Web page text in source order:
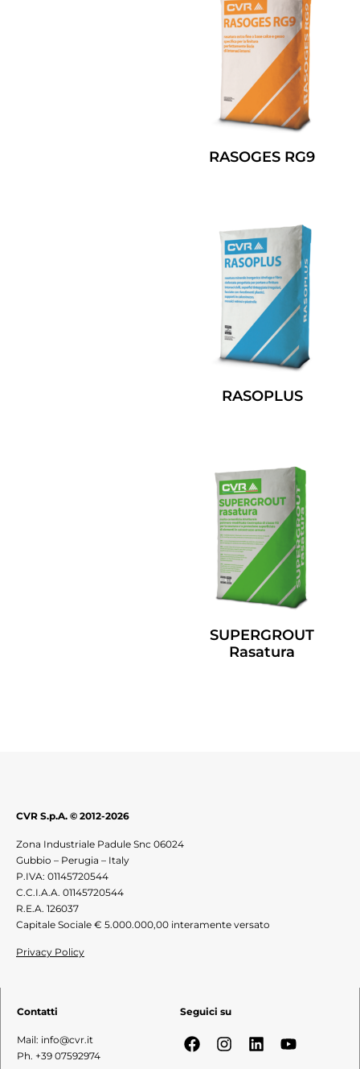
RASOGES RG9
RASOPLUS
SUPERGROUT
Rasatura
CVR S.p.A. © 2012-2026
Zona Industriale Padule Snc 06024
Gubbio – Perugia – Italy
P.IVA: 01145720544
C.C.I.A.A. 01145720544
R.E.A. 126037
Capitale Sociale € 5.000.000,00 interamente versato
Privacy Policy
Contatti
Mail: info@cvr.it
Ph. +39 07592974
Seguici su